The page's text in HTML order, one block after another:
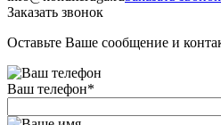
Заказать звонок
Оставьте Ваше сообщение и
Ваш телефон*